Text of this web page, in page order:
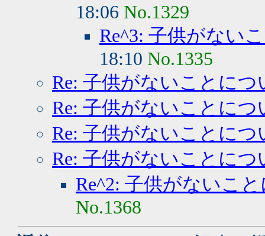
18:06 No.1329
Re^3: 子供がない
18:10 No.1335
Re: 子供がないことにつ
Re: 子供がないことにつ
Re: 子供がないことにつ
Re: 子供がないことにつ
Re^2: 子供がないこ
No.1368